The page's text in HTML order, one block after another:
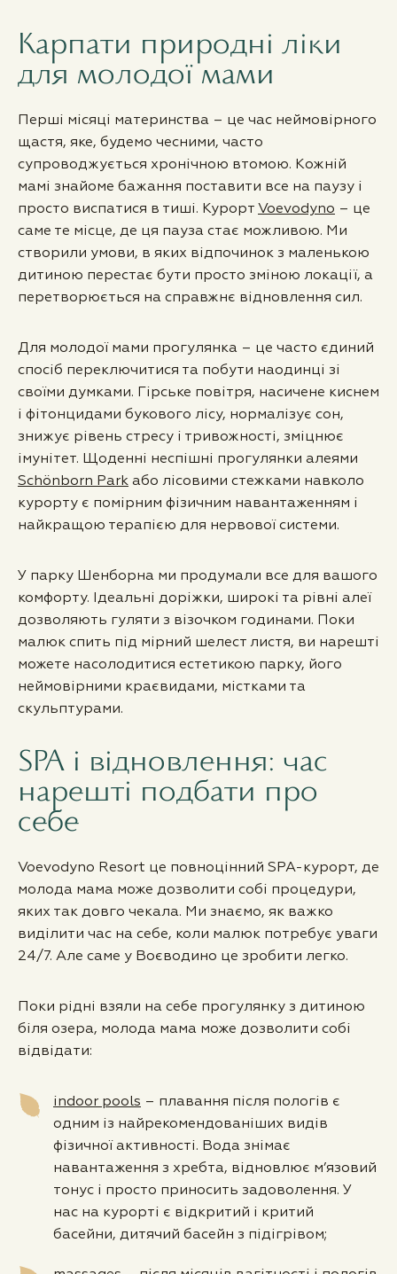
Карпати природні ліки
для молодої мами
Перші місяці материнства – це час неймовірного
щастя, яке, будемо чесними, часто
супроводжується хронічною втомою. Кожній
мамі знайоме бажання поставити все на паузу і
просто виспатися в тиші. Курорт Voevodyno – це
саме те місце, де ця пауза стає можливою. Ми
створили умови, в яких відпочинок з маленькою
дитиною перестає бути просто зміною локації, а
перетворюється на справжнє відновлення сил.
Для молодої мами прогулянка – це часто єдиний
спосіб переключитися та побути наодинці зі
своїми думками. Гірське повітря, насичене киснем
і фітонцидами букового лісу, нормалізує сон,
знижує рівень стресу і тривожності, зміцнює
імунітет. Щоденні неспішні прогулянки алеями
Schönborn Park або лісовими стежками навколо
курорту є помірним фізичним навантаженням і
найкращою терапією для нервової системи.
У парку Шенборна ми продумали все для вашого
комфорту. Ідеальні доріжки, широкі та рівні алеї
дозволяють гуляти з візочком годинами. Поки
малюк спить під мірний шелест листя, ви нарешті
можете насолодитися естетикою парку, його
неймовірними краєвидами, містками та
скульптурами.
SPA і відновлення: час
нарешті подбати про
себе
Voevodyno Resort це повноцінний SPA-курорт, де
молода мама може дозволити собі процедури,
яких так довго чекала. Ми знаємо, як важко
виділити час на себе, коли малюк потребує уваги
24/7. Але саме у Воєводино це зробити легко.
Поки рідні взяли на себе прогулянку з дитиною
біля озера, молода мама може дозволити собі
відвідати:
indoor pools – плавання після пологів є
одним із найрекомендованіших видів
фізичної активності. Вода знімає
навантаження з хребта, відновлює м’язовий
тонус і просто приносить задоволення. У
нас на курорті є відкритий і критий
басейни, дитячий басейн з підігрівом;